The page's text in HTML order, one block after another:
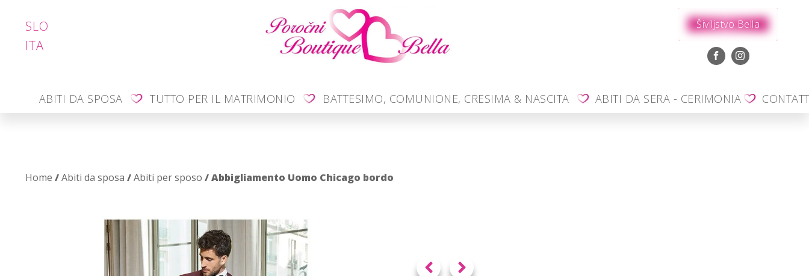
SLO
ITA
Šiviljstvo Bella
ABITI DA SPOSA TUTTO PER IL MATRIMONIO BATTESIMO, COMUNIONE, CRESIMA & NASCITA ABITI DA SERA - CERIMONIA
Home /Abiti da sposa /Abiti per sposo / Abbigliamento Uomo Chicago bordo